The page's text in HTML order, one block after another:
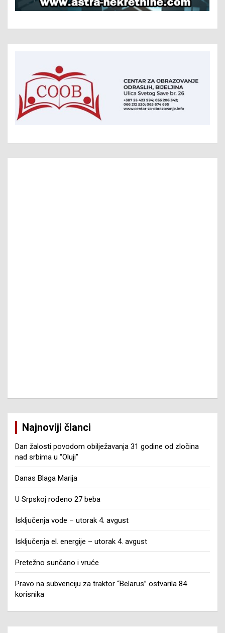
Najnoviji članci
Dan žalosti povodom obilježavanja 31 godine od zločina
nad srbima u “Oluji”
Danas Blaga Marija
U Srpskoj rođeno 27 beba
Isključenja vode – utorak 4. avgust
Isključenja el. energije – utorak 4. avgust
Pretežno sunčano i vruće
Pravo na subvenciju za traktor “Belarus” ostvarila 84
korisnika